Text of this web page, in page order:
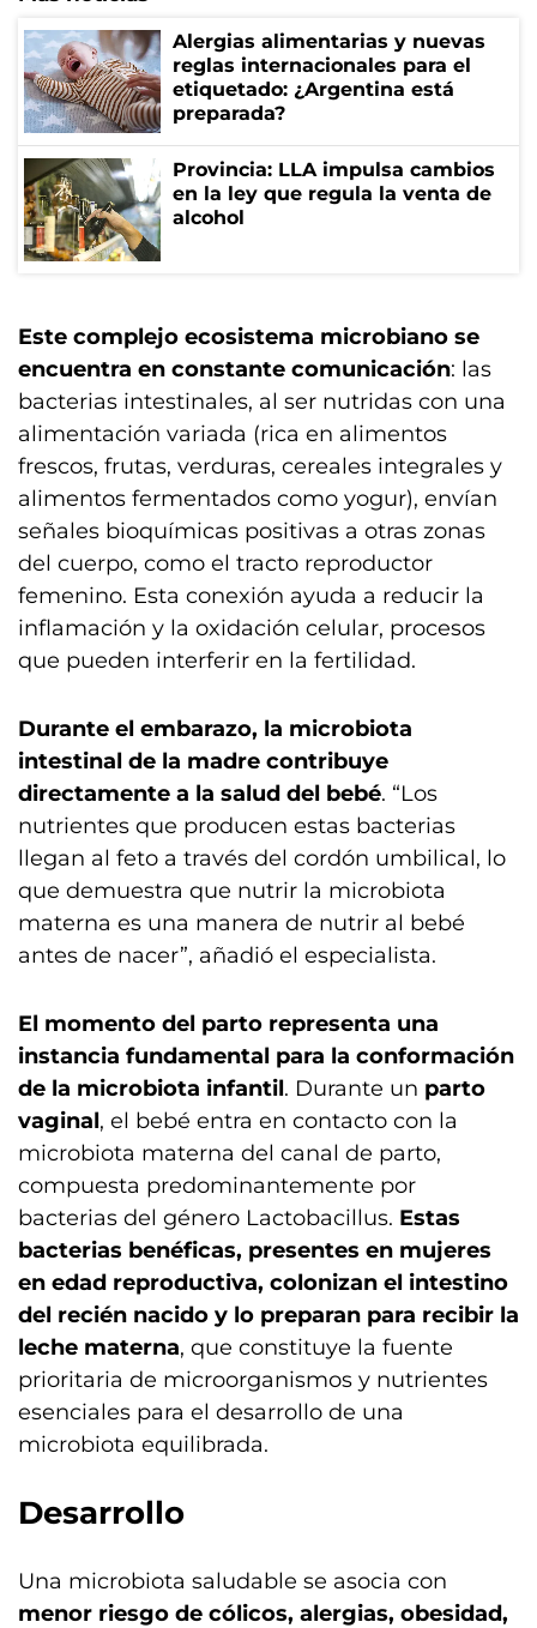
Alergias alimentarias y nuevas
reglas internacionales para el
etiquetado: ¿Argentina está
preparada?
Provincia: LLA impulsa cambios
en la ley que regula la venta de
alcohol
Este complejo ecosistema microbiano se
encuentra en constante comunicación: las
bacterias intestinales, al ser nutridas con una
alimentación variada (rica en alimentos
frescos, frutas, verduras, cereales integrales y
alimentos fermentados como yogur), envían
señales bioquímicas positivas a otras zonas
del cuerpo, como el tracto reproductor
femenino. Esta conexión ayuda a reducir la
inflamación y la oxidación celular, procesos
que pueden interferir en la fertilidad.
Durante el embarazo, la microbiota
intestinal de la madre contribuye
directamente a la salud del bebé. “Los
nutrientes que producen estas bacterias
llegan al feto a través del cordón umbilical, lo
que demuestra que nutrir la microbiota
materna es una manera de nutrir al bebé
antes de nacer”, añadió el especialista.
El momento del parto representa una
instancia fundamental para la conformación
de la microbiota infantil. Durante un parto
vaginal, el bebé entra en contacto con la
microbiota materna del canal de parto,
compuesta predominantemente por
bacterias del género Lactobacillus. Estas
bacterias benéficas, presentes en mujeres
en edad reproductiva, colonizan el intestino
del recién nacido y lo preparan para recibir la
leche materna, que constituye la fuente
prioritaria de microorganismos y nutrientes
esenciales para el desarrollo de una
microbiota equilibrada.
Desarrollo
Una microbiota saludable se asocia con
menor riesgo de cólicos, alergias, obesidad,